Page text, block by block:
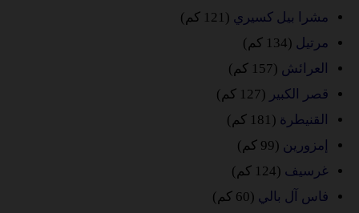
مشرا بيل كسيري(121 كم)
مرتيل(134 كم)
العرائش (157 كم)
قصر الكبير (127 كم)
القنيطرة(181 كم)
إمزورين(99 كم)
غرسيف(124 كم)
فاس آل بالي(60 كم)